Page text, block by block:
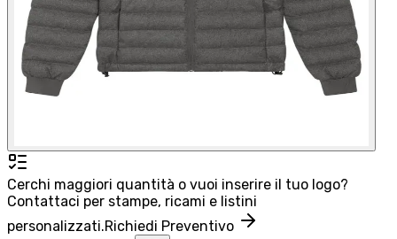
Cerchi maggiori quantità o vuoi inserire il tuo logo?
Contattaci per stampe, ricami e listini
personalizzati.Richiedi Preventivo